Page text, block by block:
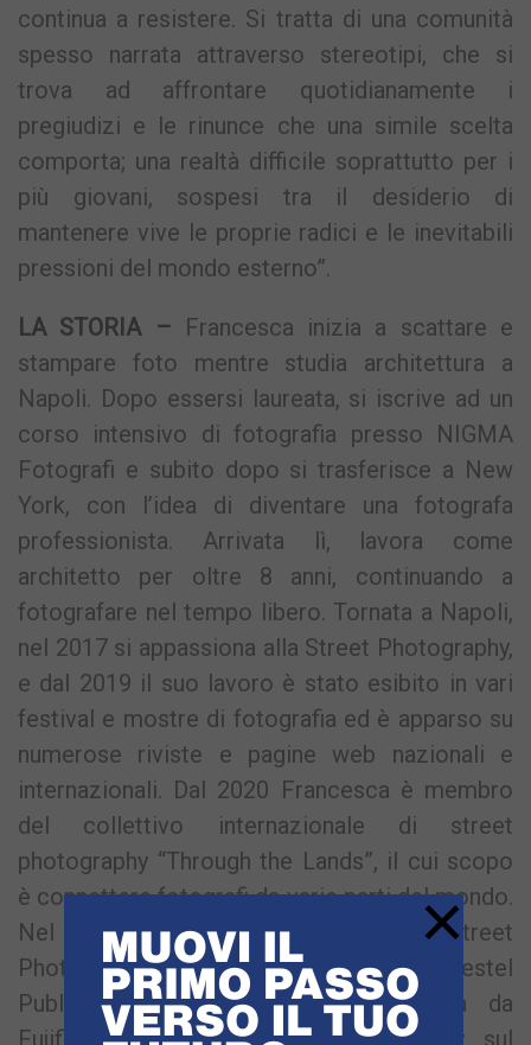
continua a resistere. Si tratta di una comunità
spesso narrata attraverso stereotipi, che si
trova ad affrontare quotidianamente i
pregiudizi e le rinunce che una simile scelta
comporta; una realtà difficile soprattutto per i
più giovani, sospesi tra il desiderio di
mantenere vive le proprie radici e le inevitabili
pressioni del mondo esterno”.
LA STORIA – Francesca inizia a scattare e
stampare foto mentre studia architettura a
Napoli. Dopo essersi laureata, si iscrive ad un
corso intensivo di fotografia presso NIGMA
Fotografi e subito dopo si trasferisce a New
York, con l’idea di diventare una fotografa
professionista. Arrivata lì, lavora come
architetto per oltre 8 anni, continuando a
fotografare nel tempo libero. Tornata a Napoli,
nel 2017 si appassiona alla Street Photography,
e dal 2019 il suo lavoro è stato esibito in vari
festival e mostre di fotografia ed è apparso su
numerose riviste e pagine web nazionali e
internazionali. Dal 2020 Francesca è membro
del collettivo internazionale di street
photography “Through the Lands”, il cui scopo
è connettere fotografi da varie parti del mondo.
Nel 2021 appare tra le 100 “Women Street
Photographers” nel libro edito da Prestel
Publishing. Nel 2023 viene contattata da
×